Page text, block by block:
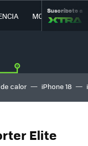
MOVILIDAD
Suscríbete a
calor iPhone 18
Elite